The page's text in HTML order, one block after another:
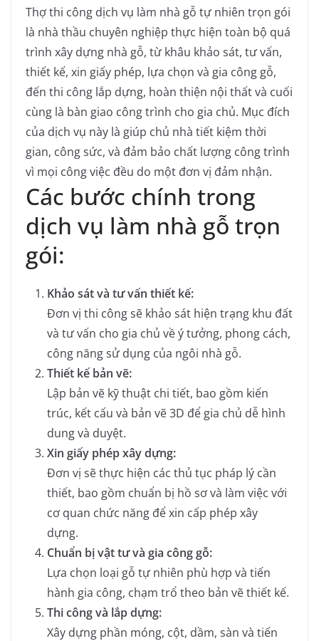
Thợ thi công dịch vụ làm nhà gỗ tự nhiên trọn gói
là nhà thầu chuyên nghiệp thực hiện toàn bộ quá
trình xây dựng nhà gỗ, từ khâu khảo sát, tư vấn,
thiết kế, xin giấy phép, lựa chọn và gia công gỗ,
đến thi công lắp dựng, hoàn thiện nội thất và cuối
cùng là bàn giao công trình cho gia chủ. Mục đích
của dịch vụ này là giúp chủ nhà tiết kiệm thời
gian, công sức, và đảm bảo chất lượng công trình
vì mọi công việc đều do một đơn vị đảm nhận.
Các bước chính trong
dịch vụ làm nhà gỗ trọn
gói:
Khảo sát và tư vấn thiết kế:
Đơn vị thi công sẽ khảo sát hiện trạng khu đất
và tư vấn cho gia chủ về ý tưởng, phong cách,
công năng sử dụng của ngôi nhà gỗ.
Thiết kế bản vẽ:
Lập bản vẽ kỹ thuật chi tiết, bao gồm kiến
trúc, kết cấu và bản vẽ 3D để gia chủ dễ hình
dung và duyệt.
Xin giấy phép xây dựng:
Đơn vị sẽ thực hiện các thủ tục pháp lý cần
thiết, bao gồm chuẩn bị hồ sơ và làm việc với
cơ quan chức năng để xin cấp phép xây
dựng.
Chuẩn bị vật tư và gia công gỗ:
Lựa chọn loại gỗ tự nhiên phù hợp và tiến
hành gia công, chạm trổ theo bản vẽ thiết kế.
Thi công và lắp dựng:
Xây dựng phần móng, cột, dầm, sàn và tiến